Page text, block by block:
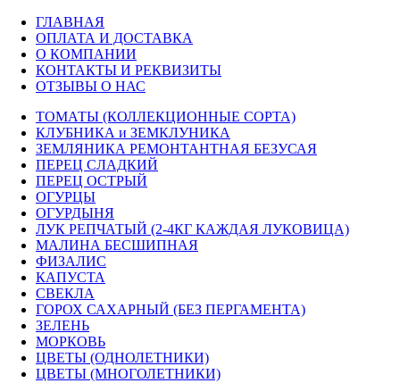
ГЛАВНАЯ
ОПЛАТА И ДОСТАВКА
О КОМПАНИИ
КОНТАКТЫ И РЕКВИЗИТЫ
ОТЗЫВЫ О НАС
ТОМАТЫ (КОЛЛЕКЦИОННЫЕ СОРТА)
КЛУБНИКА и ЗЕМКЛУНИКА
ЗЕМЛЯНИКА РЕМОНТАНТНАЯ БЕЗУСАЯ
ПЕРЕЦ СЛАДКИЙ
ПЕРЕЦ ОСТРЫЙ
ОГУРЦЫ
ОГУРДЫНЯ
ЛУК РЕПЧАТЫЙ (2-4КГ КАЖДАЯ ЛУКОВИЦА)
МАЛИНА БЕСШИПНАЯ
ФИЗАЛИС
КАПУСТА
СВЕКЛА
ГОРОХ САХАРНЫЙ (БЕЗ ПЕРГАМЕНТА)
ЗЕЛЕНЬ
МОРКОВЬ
ЦВЕТЫ (ОДНОЛЕТНИКИ)
ЦВЕТЫ (МНОГОЛЕТНИКИ)